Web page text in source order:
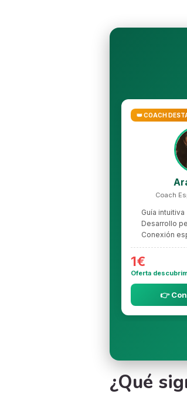
👑 COACH
Coach
Guía intuitiva
Desarrollo
Conexión
1€
Oferta
👉
¿Qué